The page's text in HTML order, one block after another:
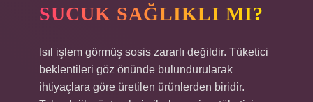
SUCUK SAĞLIKLI MI?
Isıl işlem görmüş sosis zararlı değildir. Tüketici
beklentileri göz önünde bulundurularak
ihtiyaçlara göre üretilen ürünlerden biridir.